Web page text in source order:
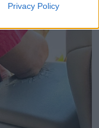
Privacy Policy